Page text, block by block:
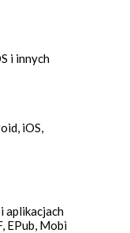
i innych
iOS,
aplikacjach
EPub, Mobi